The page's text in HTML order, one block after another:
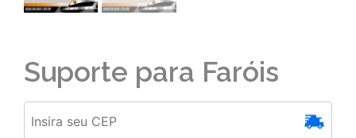
Suporte para Faróis